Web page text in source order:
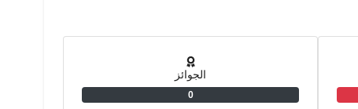
الجوائز
0